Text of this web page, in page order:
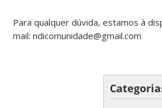
Para qualquer dúvida, estamos à
mail: ndicomunidade@gmail.com